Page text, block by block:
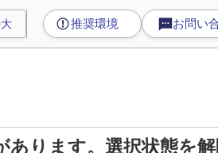
推奨環境 お問い
あります。選択状態